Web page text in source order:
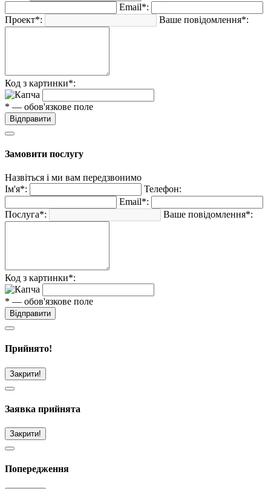
Email*:
Проект*:
Ваше повідомлення*:
Код з картинки*:
* — обов'язкове поле
Відправити
Замовити послугу
Назвіться і ми вам передзвонимо
Ім'я*:
Телефон:
Email*:
Послуга*:
Ваше повідомлення*:
Код з картинки*:
* — обов'язкове поле
Відправити
Прийнято!
Закрити!
Заявка прийнята
Закрити!
Попередження